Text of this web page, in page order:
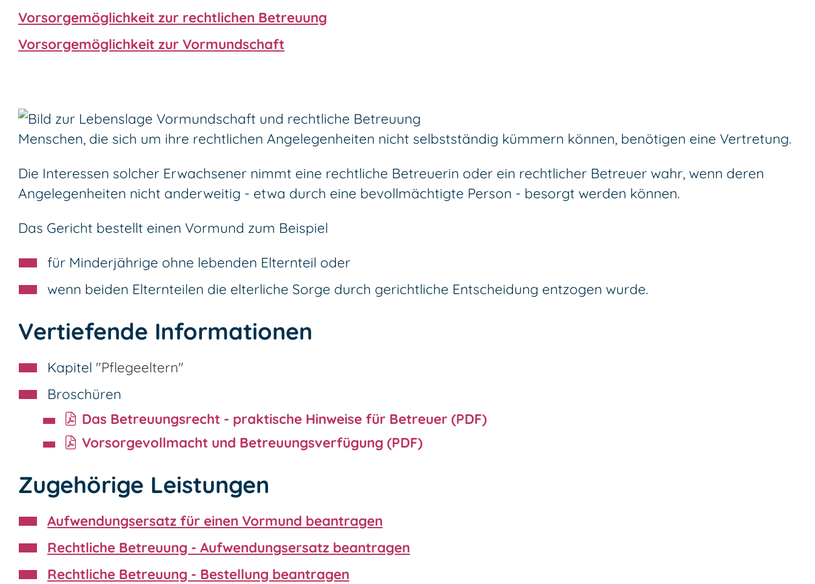
Vorsorgemöglichkeit zur rechtlichen Betreuung
Vorsorgemöglichkeit zur Vormundschaft
Menschen, die sich um ihre rechtlichen Angelegenheiten nicht selbstständig kümmern können, benötigen eine Vertretung.
Die Interessen solcher Erwachsener nimmt eine rechtliche Betreuerin oder ein rechtlicher Betreuer wahr, wenn deren
Angelegenheiten nicht anderweitig - etwa durch eine bevollmächtigte Person - besorgt werden können.
Das Gericht bestellt einen Vormund zum Beispiel
für Minderjährige ohne lebenden Elternteil oder
wenn beiden Elternteilen die elterliche Sorge durch gerichtliche Entscheidung entzogen wurde.
Vertiefende Informationen
Kapitel "Pflegeeltern"
Broschüren
Das Betreuungsrecht - praktische Hinweise für Betreuer (PDF)
Vorsorgevollmacht und Betreuungsverfügung (PDF)
Zugehörige Leistungen
Aufwendungsersatz für einen Vormund beantragen
Rechtliche Betreuung - Aufwendungsersatz beantragen
Rechtliche Betreuung - Bestellung beantragen